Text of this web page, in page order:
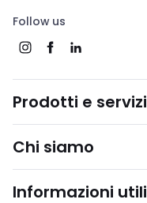
Follow us
Prodotti e servizi
Chi siamo
Informazioni utili